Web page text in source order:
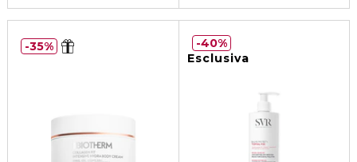
35%
Esclusiva
40%